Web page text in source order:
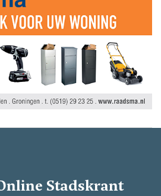
Stadskrant